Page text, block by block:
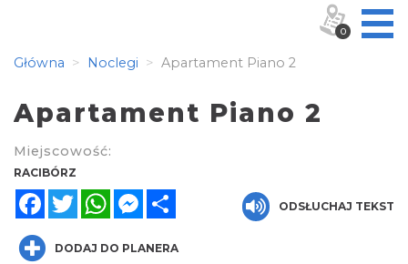
Główna Noclegi Apartament Piano 2
Apartament Piano 2
Miejscowość:
RACIBÓRZ
FacebookTwitterWhatsAppMessenger
ODSŁUCHAJ TEKST
DODAJ DO PLANERA
0